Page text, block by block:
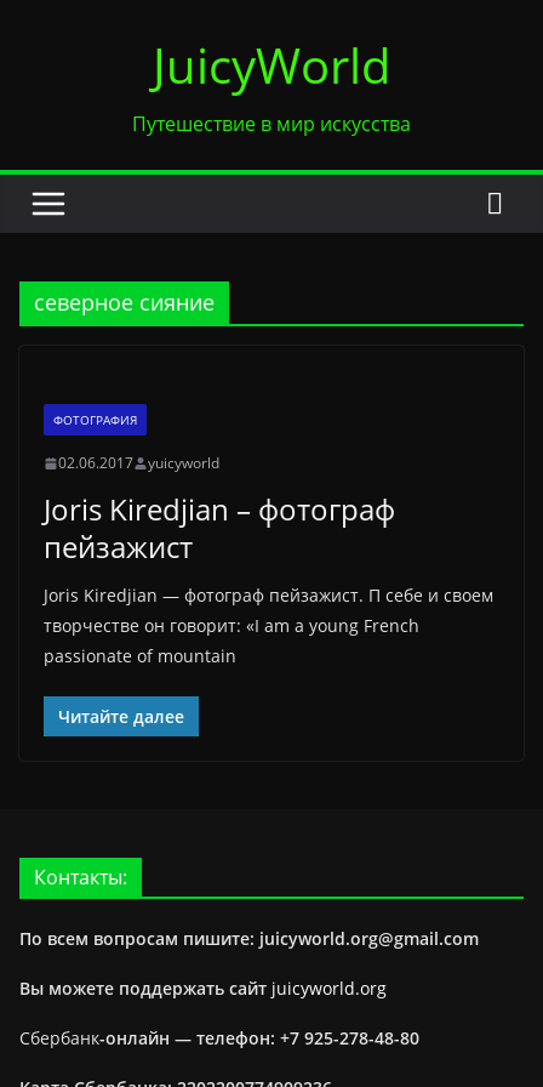
JuicyWorld
Путешествие в мир искусства
северное сияние
ФОТОГРАФИЯ
02.06.2017 yuicyworld
Joris Kiredjian – фотограф
пейзажист
Joris Kiredjian — фотограф пейзажист. П себе и своем
творчестве он говорит: «I am a young French
passionate of mountain
Читайте далее
Контакты:
По всем вопросам пишите: juicyworld.org@gmail.com
Вы можете поддержать сайт juicyworld.org
Сбербанк-онлайн — телефон: +7 925-278-48-80